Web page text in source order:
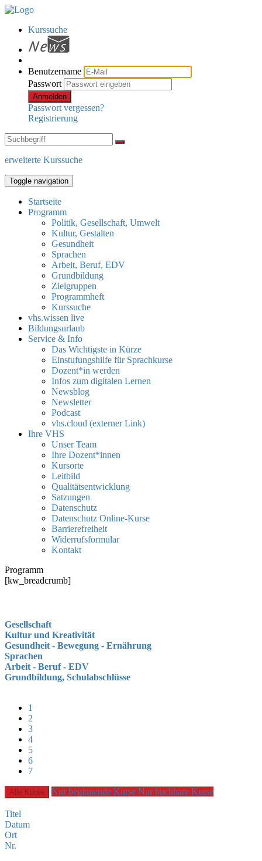
Kurssuche
Benutzername
Passwort
Anmelden
Passwort vergessen?
Registrierung
erweiterte Kurssuche
Toggle navigation
Startseite
Programm
Politik, Gesellschaft, Umwelt
Kultur, Gestalten
Gesundheit
Sprachen
Arbeit, Beruf, EDV
Grundbildung
Zielgruppen
Programmheft
Kurssuche
vhs.wissen live
Bildungsurlaub
Service & Info
Das Wichtigste in Kürze
Einstufungshilfe für Sprachkurse
Dozent*in werden
Infos zum digitalen Lernen
Newsblog
Newsletter
Podcast
vhs.cloud (externer Link)
Ihre VHS
Unser Team
Ihre Dozent*innen
Kursorte
Leitbild
Qualitätsentwicklung
Satzungen
Datenschutz
Datenschutz Online-Kurse
Barrierefreiheit
Widerrufsformular
Kontakt
Programm
[kw_breadcrumb]
Gesellschaft
Kultur und Kreativität
Gesundheit - Bewegung - Ernährung
Sprachen
Arbeit - Beruf - EDV
Grundbildung, Schulabschlüsse
1
2
3
4
5
6
7
Alle Kurse Nur beginnende Kurse Nur buchbare Kurse
Titel
Datum
Ort
Nr.